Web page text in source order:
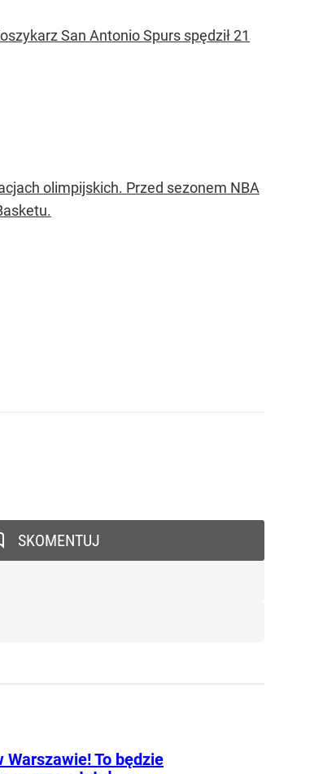
San Antonio Spurs spędził 21
olimpijskich. Przed sezonem NBA
SKOMENTUJ
Warszawie! To będzie